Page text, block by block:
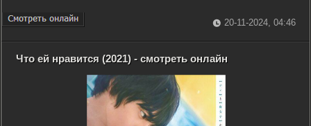
20-11-2024, 04:46
Что ей нравится (2021) - смотреть онлайн